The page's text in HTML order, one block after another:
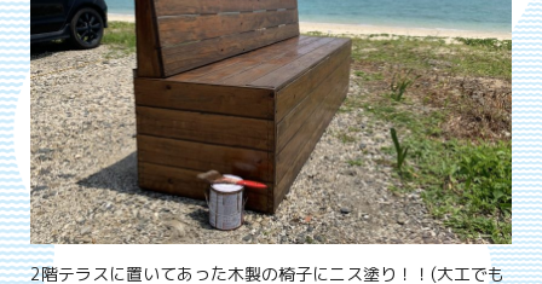
2階テラスに置いてあった木製の椅子にニス塗り！！(大工でも